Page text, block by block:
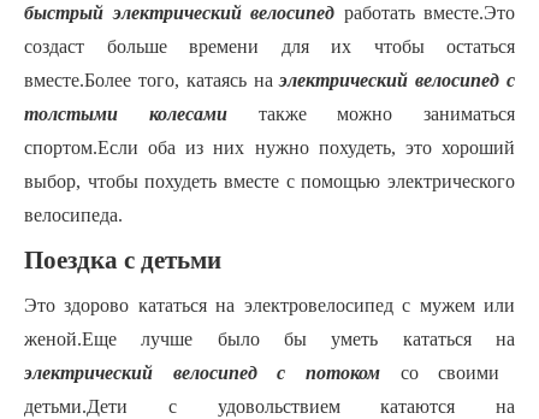
быстрый электрический велосипед работать вместе.Это
создаст больше времени для их чтобы остаться
вместе.Более того, катаясь наэлектрический велосипед с
толстыми колесамитакже можно заниматься
спортом.Еслиоба из них нужно похудеть, это хороший
выбор, чтобы похудеть вместе с помощью электрического
велосипеда.
Поездка с детьми
Это здорово кататься на электровелосипедс мужем или
женой.Еще лучше было бы уметь кататься на
электрический велосипед с потоком со своими
детьми.Дети с удовольствием катаются на